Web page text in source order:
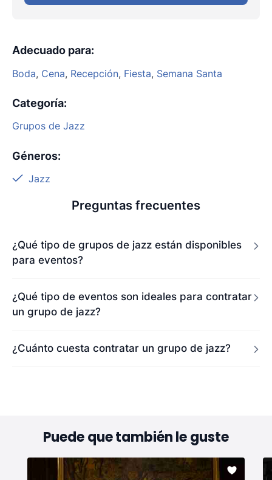
Adecuado para:
Boda, Cena, Recepción, Fiesta, Semana Santa
Categoría:
Grupos de Jazz
Géneros:
Jazz
Preguntas frecuentes
¿Qué tipo de grupos de jazz están disponibles
para eventos?
¿Qué tipo de eventos son ideales para contratar
un grupo de jazz?
¿Cuánto cuesta contratar un grupo de jazz?
Puede que también le guste